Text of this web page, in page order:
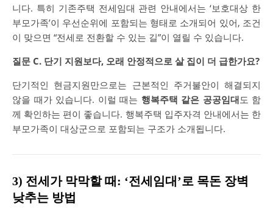
니다. 특히 기존주택 전세임대 관련 안내에서는 ‘보호대상 한
부모가족’이 우선순위에 포함되는 형태로 소개되어 있어, 조건
이 맞으면 “전세로 전환할 수 있는 길”이 열릴 수 있습니다.
질문 C. 단기 지원보다, 오래 안정적으로 살 집이 더 급한가요?
단기적인 현금지원만으로는 근본적인 주거불안이 해결되지
않을 때가 있습니다. 이럴 때는 행복주택 같은 공공임대도 함
께 확인하는 편이 좋습니다. 행복주택 입주자격 안내에서는 한
부모가족이 대상군으로 포함되는 구조가 소개됩니다.
3) 전세가 막막할 때: ‘전세임대’로 목돈 장벽
낮추는 방법